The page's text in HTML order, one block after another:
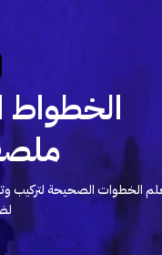
الخطوات الصحيحة لتركيب